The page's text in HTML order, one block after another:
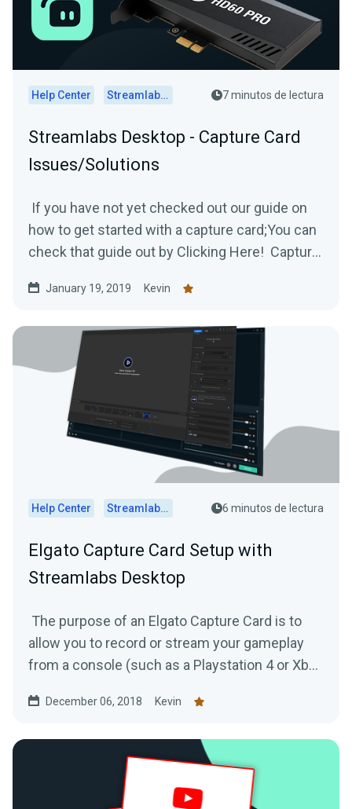
Help Center Streamlabs Desktop 7 minutos de lectura
Streamlabs Desktop - Capture Card
Issues/Solutions
If you have not yet checked out our guide on
how to get started with a capture card;You can
check that guide out by Clicking Here! Capture
January 19, 2019 Kevin
Help Center Streamlabs Desktop 6 minutos de lectura
Elgato Capture Card Setup with
Streamlabs Desktop
The purpose of an Elgato Capture Card is to
allow you to record or stream your gameplay
from a console (such as a Playstation 4 or Xbox
December 06, 2018 Kevin